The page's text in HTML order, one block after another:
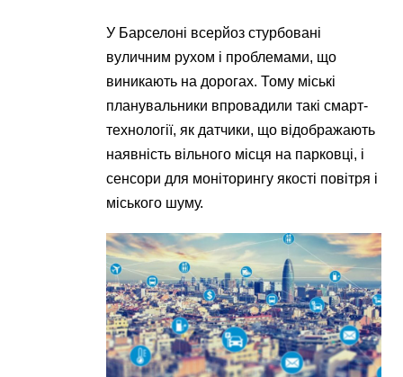
У Барселоні всерйоз стурбовані
вуличним рухом і проблемами, що
виникають на дорогах. Тому міські
планувальники впровадили такі смарт-
технології, як датчики, що відображають
наявність вільного місця на парковці, і
сенсори для моніторингу якості повітря і
міського шуму.